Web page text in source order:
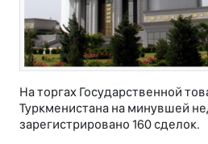
На торгах Государственной
Туркменистана на минувшей
зарегистрировано 160 сделок.